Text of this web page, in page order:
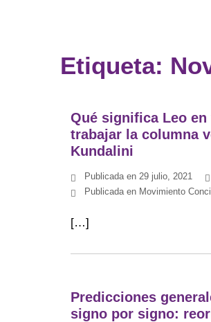
Etiqueta:
Qué significa Leo
trabajar la columna
Kundalini
Publicada en 29 julio, 2021
Publicada en Movimiento
[…]
Predicciones
signo por signo: